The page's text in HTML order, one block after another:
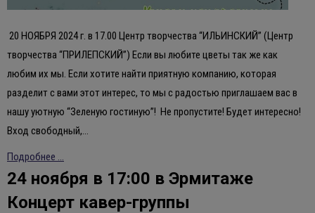
20 НОЯБРЯ 2024 г. в 17.00 Центр творчества “ИЛЬИНСКИЙ” (Центр
творчества “ПРИЛЕПСКИЙ”) Если вы любите цветы так же как
любим их мы. Если хотите найти приятную компанию, которая
разделит с вами этот интерес, то мы с радостью приглашаем вас в
нашу уютную “Зеленую гостиную”! Не пропустите! Будет интересно!
Вход свободный,…
Подробнее ...
24 ноября в 17:00 в Эрмитаже
Концерт кавер-группы